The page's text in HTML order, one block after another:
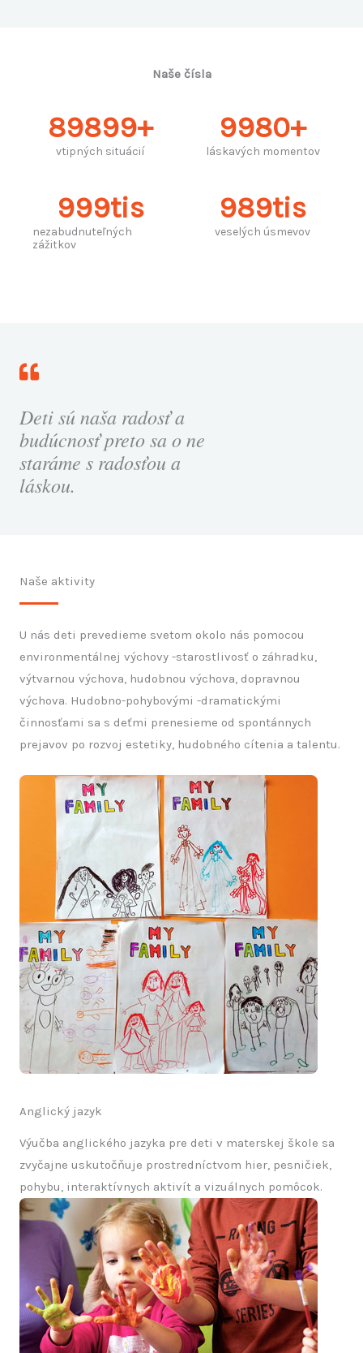
Naše čísla
vtipných situácií
89899+
láskavých momentov
9980+
nezabudnuteľných
zážitkov
999tis
veselých úsmevov
989tis
Deti sú naša radosť a
budúcnosť preto sa o ne
staráme s radosťou a
láskou.
Naše aktivity
U nás deti prevedieme svetom okolo nás pomocou
environmentálnej výchovy -starostlivosť o záhradku,
výtvarnou výchova, hudobnou výchova, dopravnou
výchova. Hudobno-pohybovými -dramatickými
činnosťami sa s deťmi prenesieme od spontánnych
prejavov po rozvoj estetiky, hudobného cítenia a talentu.
Anglický jazyk
Výučba anglického jazyka pre deti v materskej škole sa
zvyčajne uskutočňuje prostredníctvom hier, pesničiek,
pohybu, interaktívnych aktivít a vizuálnych pomôcok.